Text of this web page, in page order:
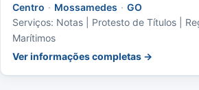
Centro · Mossamedes · GO
Serviços: Notas | Protesto de Títulos |
Marítimos
Ver informações completas →